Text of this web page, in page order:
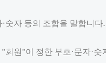
자 등의 조합을 말합니다.
원"이 정한 부호·문자·숫